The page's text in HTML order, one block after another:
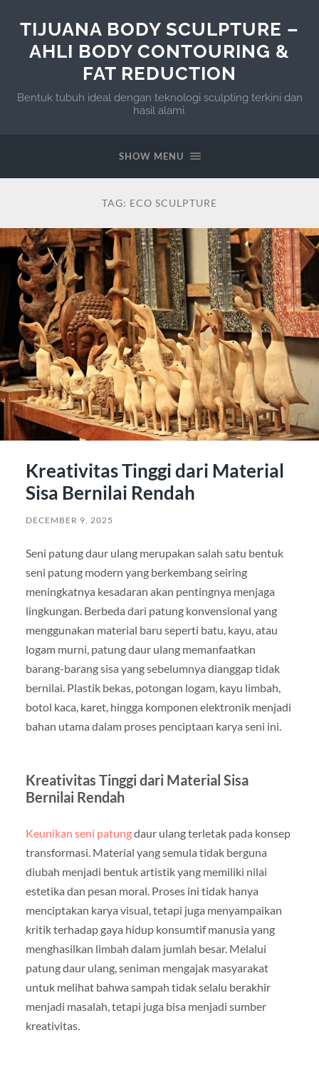
TIJUANA BODY SCULPTURE –
AHLI BODY CONTOURING &
FAT REDUCTION
Bentuk tubuh ideal dengan teknologi sculpting terkini dan
hasil alami.
SHOW MENU
TAG: ECO SCULPTURE
Kreativitas Tinggi dari Material
Sisa Bernilai Rendah
DECEMBER 9, 2025
Seni patung daur ulang merupakan salah satu bentuk
seni patung modern yang berkembang seiring
meningkatnya kesadaran akan pentingnya menjaga
lingkungan. Berbeda dari patung konvensional yang
menggunakan material baru seperti batu, kayu, atau
logam murni, patung daur ulang memanfaatkan
barang-barang sisa yang sebelumnya dianggap tidak
bernilai. Plastik bekas, potongan logam, kayu limbah,
botol kaca, karet, hingga komponen elektronik menjadi
bahan utama dalam proses penciptaan karya seni ini.
Kreativitas Tinggi dari Material Sisa
Bernilai Rendah
Keunikan seni patungdaur ulang terletak pada konsep
transformasi. Material yang semula tidak berguna
diubah menjadi bentuk artistik yang memiliki nilai
estetika dan pesan moral. Proses ini tidak hanya
menciptakan karya visual, tetapi juga menyampaikan
kritik terhadap gaya hidup konsumtif manusia yang
menghasilkan limbah dalam jumlah besar. Melalui
patung daur ulang, seniman mengajak masyarakat
untuk melihat bahwa sampah tidak selalu berakhir
menjadi masalah, tetapi juga bisa menjadi sumber
kreativitas.